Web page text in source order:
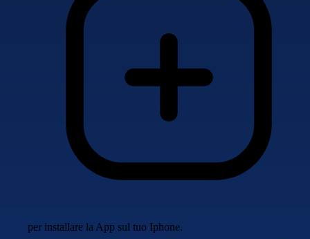
per installare la App sul tuo Iphone.